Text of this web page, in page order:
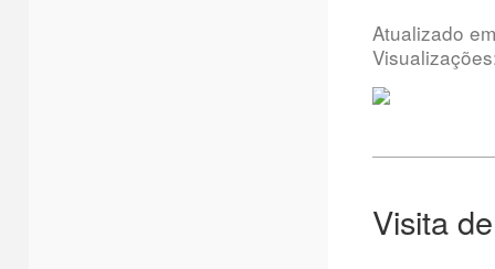
Atualizado
Visita